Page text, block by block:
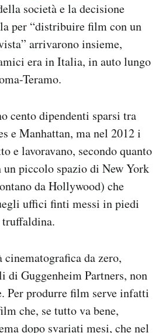
società e la decisione
per “distribuire film con un
arrivarono insieme,
era in Italia, in auto lungo
Teramo.
cento dipendenti sparsi tra
e Manhattan, ma nel 2012 i
e lavoravano, secondo quanto
un piccolo spazio di New York
da Hollywood) che
uffici finti messi in piedi
truffaldina.
da zero,
di Guggenheim Partners, non
Per produrre film serve infatti
che, se tutto va bene,
dopo svariati mesi, che nel